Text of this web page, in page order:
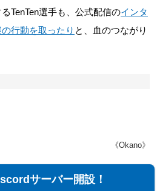
TenTen選手も、公式配信のインタ
行動を取ったり と、血のつながり
《Okano》
サーバー開設！